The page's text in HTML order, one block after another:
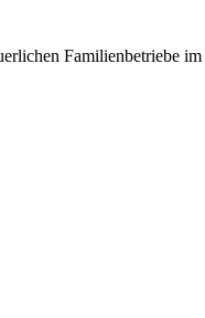
Familienbetriebe